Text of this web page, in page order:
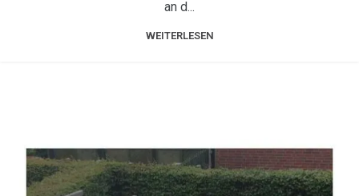
an d...
WEITERLESEN